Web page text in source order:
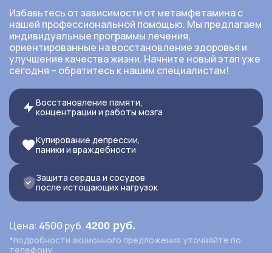
Цены
Лицензии
Фотогалерея
Акции и скидки
Контакты
Записаться онлайн
Вызвать врача на дом
Избавьтесь от зависимости от метамфетамина с
нашей профессиональной помощью. Мы предлагаем
индивидуальные программы лечения,
ориентированные на восстановление здоровья и
улучшение качества жизни. Начните новый этап уже
сегодня – обратитесь к нашим специалистам!
Восстановление памяти,
концентрации и работы мозга
Купирование депрессии,
паники и враждебности
Защита сердца и сосудов
после истощающих нагрузок
Цена:4500руб. 4200 руб.
*подробности акционного предложения уточняйте по
телефону